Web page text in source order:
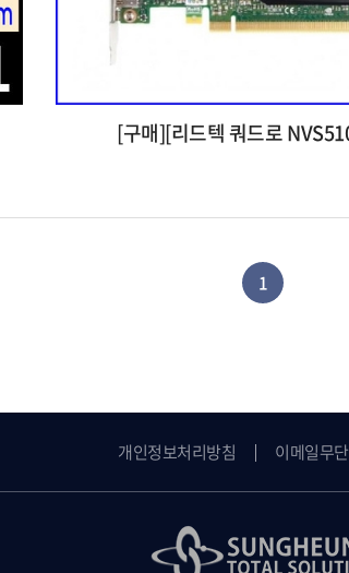
[구매][리드텍 쿼드로
1
개인정보처리방침 이메일무